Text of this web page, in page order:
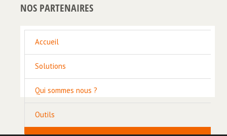
NOS PARTENAIRES
Accueil
Solutions
Qui sommes nous ?
Outils